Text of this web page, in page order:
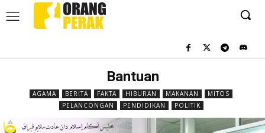
Bantuan
AGAMA BERITA FAKTA HIBURAN MAKANAN
MITOS
PELANCONGAN
PENDIDIKAN POLITIK